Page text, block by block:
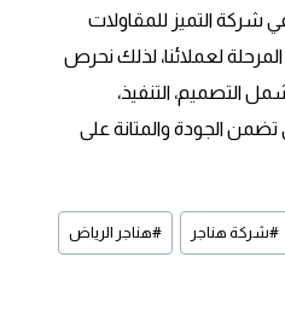
في شركة التميز للمقاولات
لعملائنا، لذلك نحرص
التصميم، التنفيذ،
تضمن الجودة والمتانة على
#شركة هناجر #هناجر الرياض